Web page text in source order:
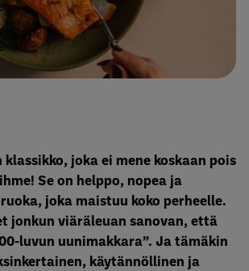
joka ei mene koskaan pois
Se on helppo, nopea ja
joka maistuu koko perheelle.
jonkun viäräleuan sanovan, että
luvun uunimakkara”. Ja tämäkin
käytännöllinen ja